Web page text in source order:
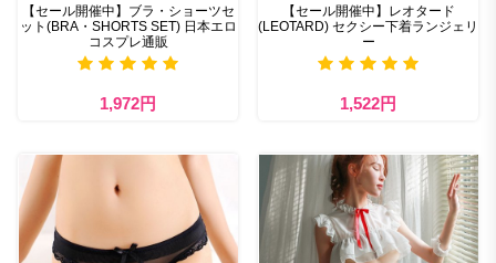
【セール開催中】ブラ・ショーツセ
ット(BRA・SHORTS SET) 日本エロ
コスプレ通販
1,972円
【セール開催中】レオタード
(LEOTARD) セクシー下着ランジェリ
ー
1,522円